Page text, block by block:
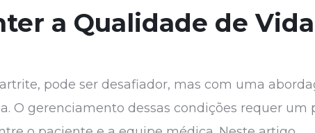
a Qualidade de Vida
pode ser desafiador, mas com uma
O gerenciamento dessas condições requer um